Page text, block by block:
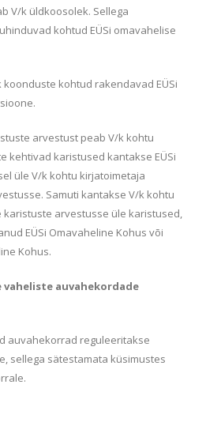
V/k üldkoosolek. Sellega
kohtud EÜSi omavahelise
koonduste kohtud rakendavad EÜSi
arvestust peab V/k kohtu
kehtivad karistused kantakse EÜSi
üle V/k kohtu kirjatoimetaja
Samuti kantakse V/k kohtu
arvestusse üle karistused,
EÜSi Omavaheline Kohus või
Kohus.
auvahekordade
auvahekorrad reguleeritakse
sellega sätestamata küsimustes